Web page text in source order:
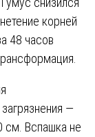
корней
48 часов
—
см. Вспашка не